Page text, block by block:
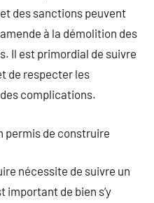
des sanctions peuvent
à la démolition des
Il est primordial de suivre
de respecter les
complications.
permis de construire
nécessite de suivre un
important de bien s’y